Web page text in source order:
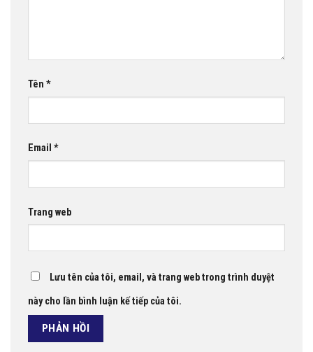
Tên *
Email *
Trang web
Lưu tên của tôi, email, và trang web trong trình duyệt
này cho lần bình luận kế tiếp của tôi.